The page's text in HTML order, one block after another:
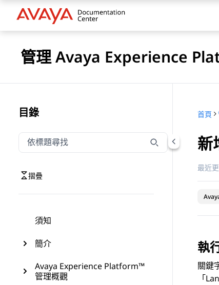
管理 Avaya Experience
目錄
依標題篩選瀏覽
輸入以依標題篩選瀏覽項目
摺疊
須知
簡介
Avaya Experience Platform™
管理概觀
首頁
新
最近
執
關鍵
「